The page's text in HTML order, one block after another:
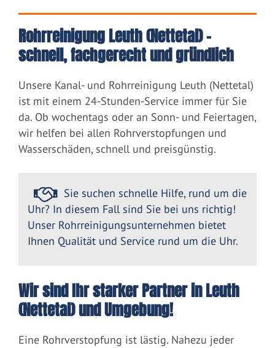
Rohrreinigung Leuth (Nettetal) –
schnell, fachgerecht und gründlich
Unsere Kanal- und Rohrreinigung Leuth (Nettetal)
ist mit einem 24-Stunden-Service immer für Sie
da. Ob wochentags oder an Sonn- und Feiertagen,
wir helfen bei allen Rohrverstopfungen und
Wasserschäden, schnell und preisgünstig.
Sie suchen schnelle Hilfe, rund um die
Uhr? In diesem Fall sind Sie bei uns richtig!
Unser Rohrreinigungsunternehmen bietet
Ihnen Qualität und Service rund um die Uhr.
Wir sind Ihr starker Partner in Leuth
(Nettetal) und Umgebung!
Eine Rohrverstopfung ist lästig. Nahezu jeder